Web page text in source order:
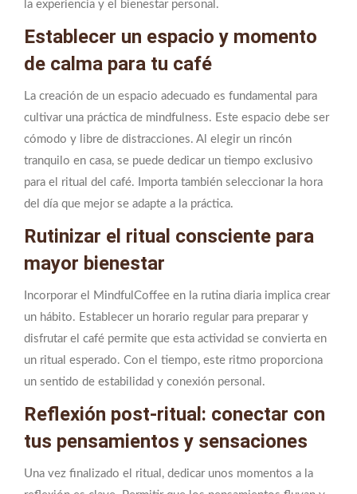
la experiencia y el bienestar personal.
Establecer un espacio y momento
de calma para tu café
La creación de un espacio adecuado es fundamental para
cultivar una práctica de mindfulness. Este espacio debe ser
cómodo y libre de distracciones. Al elegir un rincón
tranquilo en casa, se puede dedicar un tiempo exclusivo
para el ritual del café. Importa también seleccionar la hora
del día que mejor se adapte a la práctica.
Rutinizar el ritual consciente para
mayor bienestar
Incorporar el MindfulCoffee en la rutina diaria implica crear
un hábito. Establecer un horario regular para preparar y
disfrutar el café permite que esta actividad se convierta en
un ritual esperado. Con el tiempo, este ritmo proporciona
un sentido de estabilidad y conexión personal.
Reflexión post-ritual: conectar con
tus pensamientos y sensaciones
Una vez finalizado el ritual, dedicar unos momentos a la